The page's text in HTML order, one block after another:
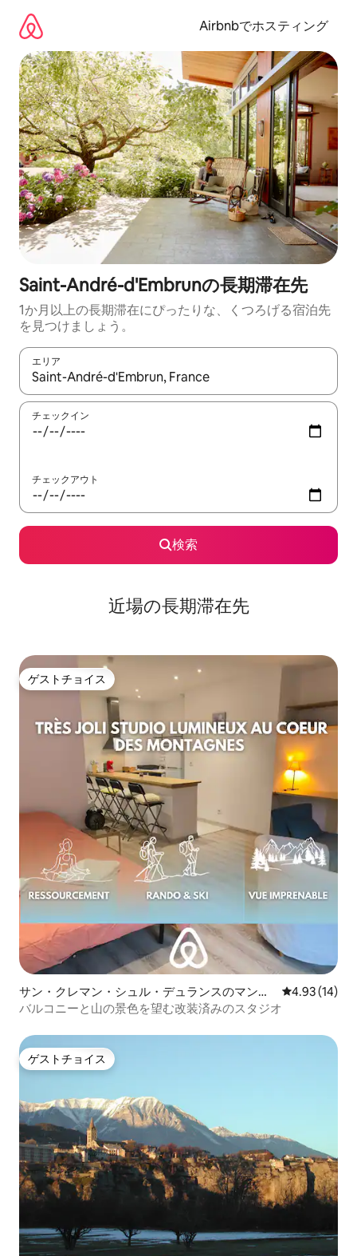
Airbnbでホスティング
Saint-André-d'Embrunの長期滞在先
1か月以上の長期滞在にぴったりな、くつろげる宿泊先
を見つけましょう。
エリア
検索結果が表示されたら、上下の矢印キーを使って移動するか
チェックイン
チェックアウト
検索
近場の長期滞在先
ゲストチョイス
ゲストチョイス
サン・クレマン・シュル・デュランスのマンシ
ョン・アパート
レビュー14
4.93 (14)
バルコニーと山の景色を望む改装済みのスタジオ
ゲストチョイス
ゲストチョイス